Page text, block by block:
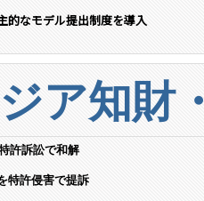
的なモデル提出制度を導入
ア知財
許訴訟で和解
特許侵害で提訴